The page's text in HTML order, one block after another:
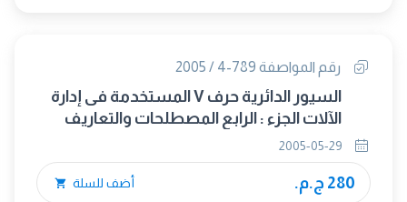
رقم المواصفة 789-4 / 2005
السيور الدائرية حرف V المستخدمة فى إدارة
الآلات الجزء : الرابع المصطلحات والتعاريف
280 ج.م. أضف للسلة